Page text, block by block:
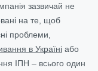
зазвичай не
на те, щоб
проблеми,
в Україні або
ІПН – всього один